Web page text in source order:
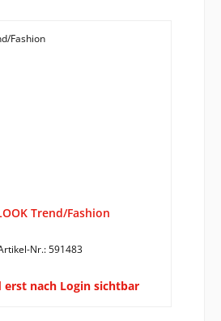
Trend/Fashion
Nr.: 591483
erst nach Login sichtbar